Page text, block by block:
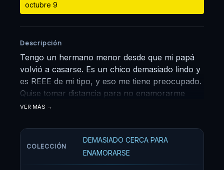
octubre 9
Descripción
Tengo un hermano menor desde que mi papá
volvió a casarse. Es un chico demasiado lindo y
es REEE de mi tipo, y eso me tiene preocupado.
Quise tomar distancia para no enamorarme
mucho más de lo que ya estoy. Pero un día,
GUSTO?” Después de eso comenzamos a tener
una relación demasiado “íntima”, pero no es lo
VER MÁS
COLECCIÓN
DEMASIADO CERCA PARA
ENAMORARSE